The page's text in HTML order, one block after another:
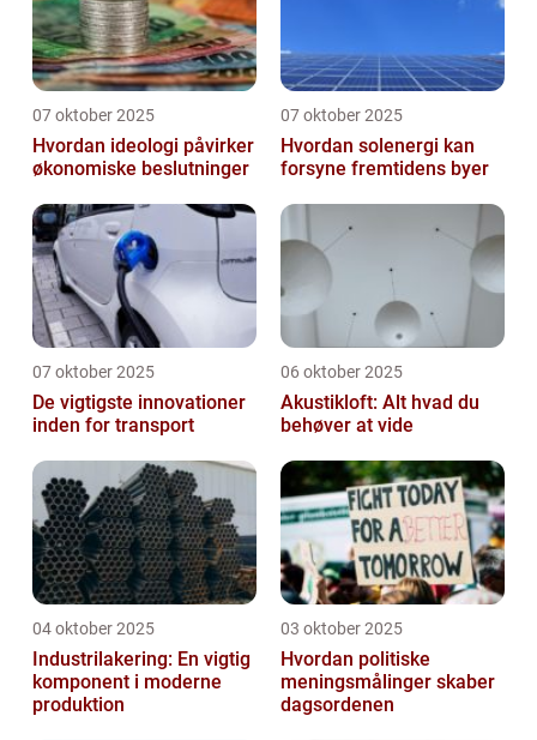
07 oktober 2025
Hvordan ideologi påvirker
økonomiske beslutninger
07 oktober 2025
Hvordan solenergi kan
forsyne fremtidens byer
07 oktober 2025
De vigtigste innovationer
inden for transport
06 oktober 2025
Akustikloft: Alt hvad du
behøver at vide
04 oktober 2025
Industrilakering: En vigtig
komponent i moderne
produktion
03 oktober 2025
Hvordan politiske
meningsmålinger skaber
dagsordenen